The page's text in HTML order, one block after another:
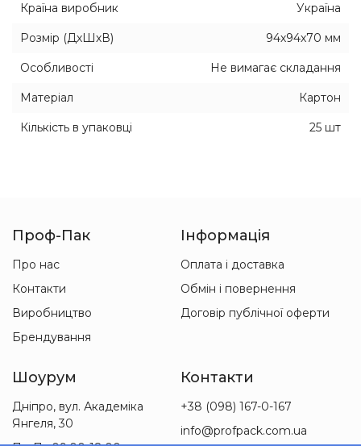
Країна виробник Україна
Розмір (ДхШхВ) 94х94х70 мм
Особливості Не вимагає складання
Матеріал Картон
Кількість в упаковці 25 шт
Проф-Пак
Про нас
Контакти
Виробництво
Брендування
Інформація
Оплата і доставка
Обмін і повернення
Договір публічної оферти
Шоурум
Дніпро, вул. Академіка
Янгеля, 30
Контакти
+38 (098) 167-0-167
info@profpack.com.ua